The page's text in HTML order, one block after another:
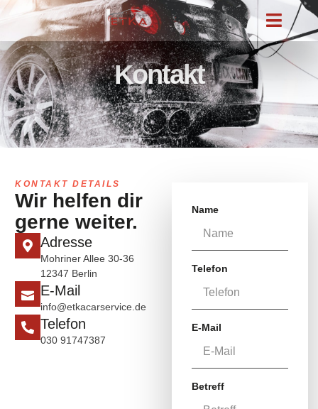
Kontakt
KONTAKT DETAILS
Wir helfen dir
gerne weiter.
Adresse
Mohriner Allee 30-36
12347 Berlin
E-Mail
info@etkacarservice.de
Telefon
030 91747387
Name
Telefon
E-Mail
Betreff